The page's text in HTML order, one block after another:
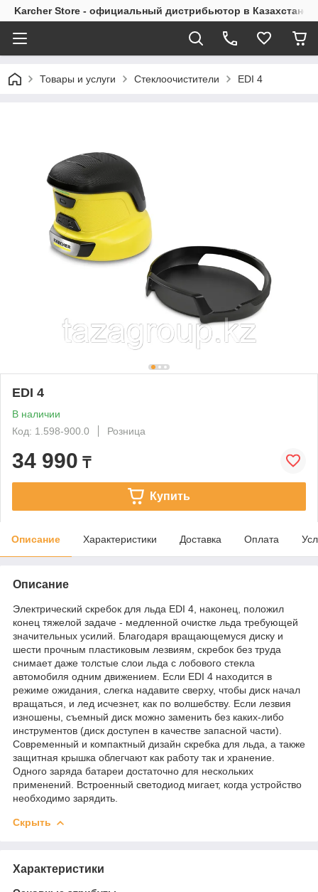
Karcher Store - официальный дистрибьютор в Казахстане
Товары и услуги Стеклоочистители EDI 4
EDI 4
В наличии
Код: 1.598-900.0
Розница
34 990 ₸
Купить
Описание Характеристики Доставка Оплата
Описание
Электрический скребок для льда EDI 4, наконец, положил
конец тяжелой задаче - медленной очистке льда требующей
значительных усилий. Благодаря вращающемуся диску и
шести прочным пластиковым лезвиям, скребок без труда
снимает даже толстые слои льда с лобового стекла
автомобиля одним движением. Если EDI 4 находится в
режиме ожидания, слегка надавите сверху, чтобы диск начал
вращаться, и лед исчезнет, как по волшебству. Если лезвия
изношены, съемный диск можно заменить без каких-либо
инструментов (диск доступен в качестве запасной части).
Современный и компактный дизайн скребка для льда, а также
защитная крышка облегчают как работу так и хранение.
Одного заряда батареи достаточно для нескольких
применений. Встроенный светодиод мигает, когда устройство
необходимо зарядить.
Скрыть
Характеристики